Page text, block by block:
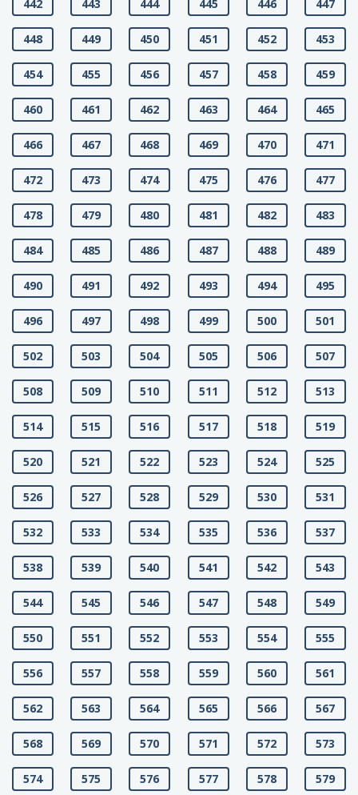
442 443 444 445 446 447
448 449 450 451 452 453
454 455 456 457 458 459
460 461 462 463 464 465
466 467 468 469 470 471
472 473 474 475 476 477
478 479 480 481 482 483
484 485 486 487 488 489
490 491 492 493 494 495
496 497 498 499 500 501
502 503 504 505 506 507
508 509 510 511 512 513
514 515 516 517 518 519
520 521 522 523 524 525
526 527 528 529 530 531
532 533 534 535 536 537
538 539 540 541 542 543
544 545 546 547 548 549
550 551 552 553 554 555
556 557 558 559 560 561
562 563 564 565 566 567
568 569 570 571 572 573
574 575 576 577 578 579